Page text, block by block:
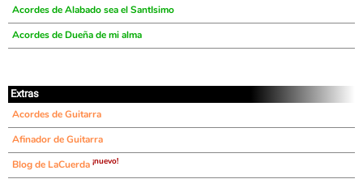
Acordes de Alabado sea el SantIsimo
Acordes de Dueña de mi alma
Extras
Acordes de Guitarra
Afinador de Guitarra
Blog de LaCuerda ¡nuevo!